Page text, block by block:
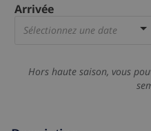
Arrivée
Sélectionnez une date
Hors haute saison, vous